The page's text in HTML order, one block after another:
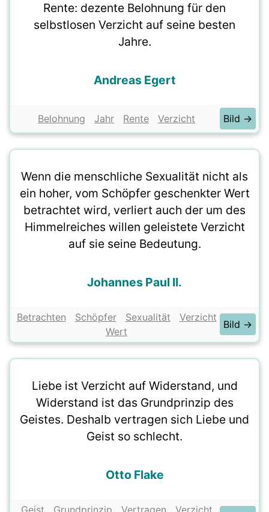
Rente: dezente Belohnung für den
selbstlosen Verzicht auf seine besten
Jahre.
Andreas Egert
Belohnung Jahr Rente Verzicht Bild →
Wenn die menschliche Sexualität nicht als
ein hoher, vom Schöpfer geschenkter Wert
betrachtet wird, verliert auch der um des
Himmelreiches willen geleistete Verzicht
auf sie seine Bedeutung.
Johannes Paul II.
Betrachten Schöpfer Sexualität
Verzicht
Wert
Bild →
Liebe ist Verzicht auf Widerstand, und
Widerstand ist das Grundprinzip des
Geistes. Deshalb vertragen sich Liebe und
Geist so schlecht.
Otto Flake
Geist Grundprinzip Vertragen
Verzicht